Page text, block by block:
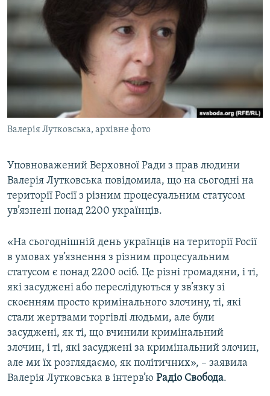
СПЕЦПРОЕКТИ
ДЕПОРТАЦІЯ
ВІДЕОУРОКИ «ELIFBE»
СВІДЧЕННЯ ОКУПАЦІЇ
УКРАЇНСЬКА ПРОБЛЕМА КРИМУ
ІНФОГРАФІКА
ЯК ОБІЙТИ БЛОКУВАННЯ
Русский
Qırımtatar
ДОЛУЧАЙСЯ!
Усі сайти RFE/RL
Валерія Лутковська, архівне фото
Уповноважений Верховної Ради з прав людини
Валерія Лутковська повідомила, що на сьогодні на
території Росії з різним процесуальним статусом
ув’язнені понад 2200 українців.
«На сьогоднішній день українців на території Росії
в умовах ув’язнення з різним процесуальним
статусом є понад 2200 осіб. Це різні громадяни, і ті,
які засуджені або переслідуються у зв’язку зі
скоєнням просто кримінального злочину, ті, які
стали жертвами торгівлі людьми, але були
засуджені, як ті, що вчинили кримінальний
злочин, і ті, які засуджені за кримінальний злочин,
але ми їх розглядаємо, як політичних», – заявила
Валерія Лутковська в інтерв’ю Радіо Свобода.